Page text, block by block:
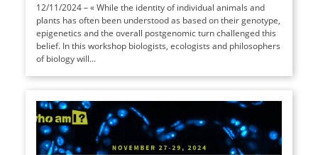
12/11/2024 – « While the identity of individual animals and
plants has often been understood as based on their genotype,
epigenetics and the overall postgenomic turn challenged this
belief. In this workshop biologists, ecologists and philosophers
of biology will...